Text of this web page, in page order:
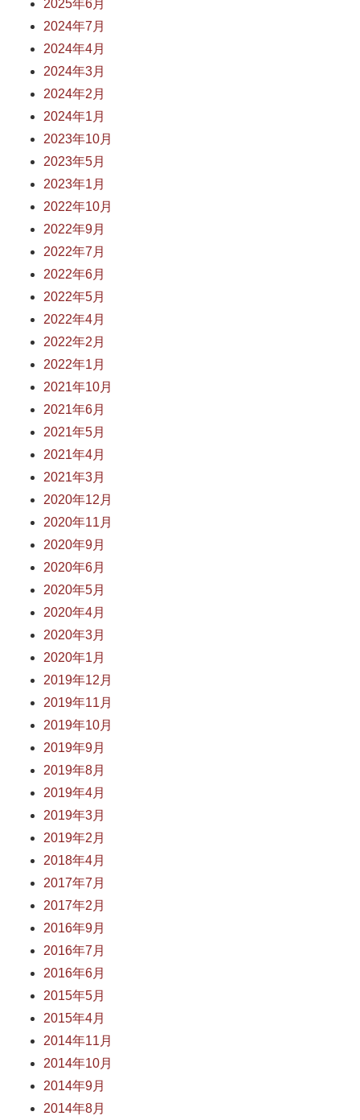
2025年6月
2024年7月
2024年4月
2024年3月
2024年2月
2024年1月
2023年10月
2023年5月
2023年1月
2022年10月
2022年9月
2022年7月
2022年6月
2022年5月
2022年4月
2022年2月
2022年1月
2021年10月
2021年6月
2021年5月
2021年4月
2021年3月
2020年12月
2020年11月
2020年9月
2020年6月
2020年5月
2020年4月
2020年3月
2020年1月
2019年12月
2019年11月
2019年10月
2019年9月
2019年8月
2019年4月
2019年3月
2019年2月
2018年4月
2017年7月
2017年2月
2016年9月
2016年7月
2016年6月
2015年5月
2015年4月
2014年11月
2014年10月
2014年9月
2014年8月